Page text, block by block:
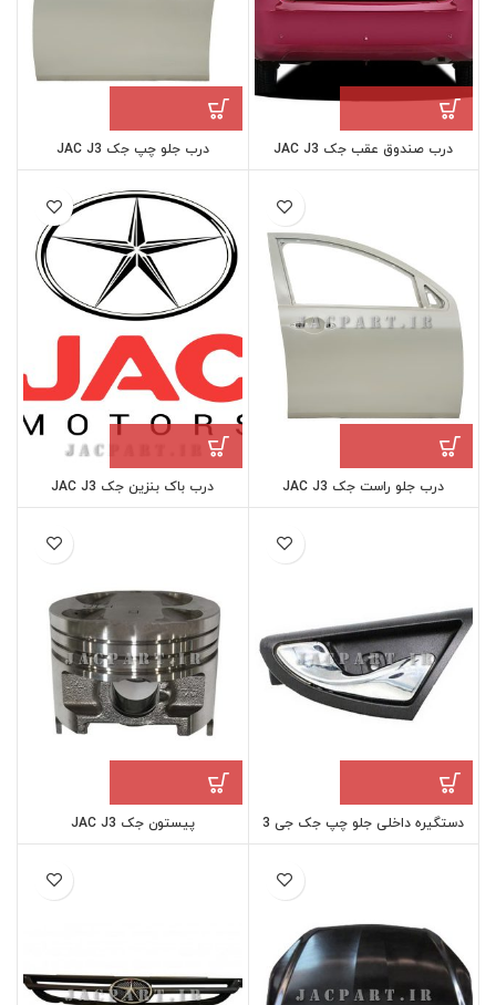
درب صندوق عقب جک JAC J3 درب جلو چپ جک JAC J3
درب جلو راست جک JAC J3 درب باک بنزین جک JAC J3
دستگیره داخلی جلو چپ جک جی 3 پیستون جک JAC J3